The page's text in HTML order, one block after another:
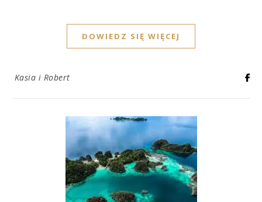
DOWIEDZ SIĘ WIĘCEJ
Kasia i Robert